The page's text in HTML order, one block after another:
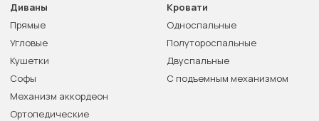
Диваны
Прямые
Угловые
Кушетки
Софы
Механизм аккордеон
Ортопедические
Кровати
Односпальные
Полутороспальные
Двуспальные
С подъемным механизмом